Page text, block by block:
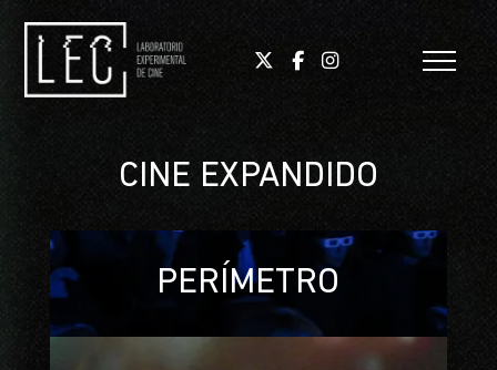
CINE EXPANDIDO
PERÍMETRO